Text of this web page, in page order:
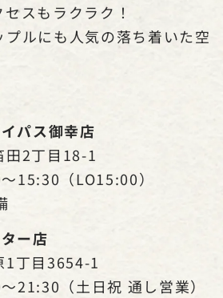
スもラクラク！
ルにも人気の落ち着いた空
パス御幸店
田2丁目18-1
15:30（LO15:00）
ー店
1丁目3654-1
21:30（土日祝 通し営業）